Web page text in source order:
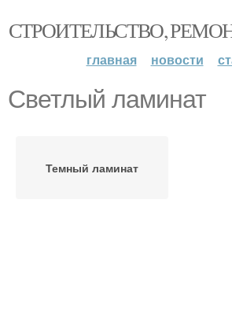
СТРОИТЕЛЬСТВО,
главная новости
Светлый ламинат
Темный ламинат